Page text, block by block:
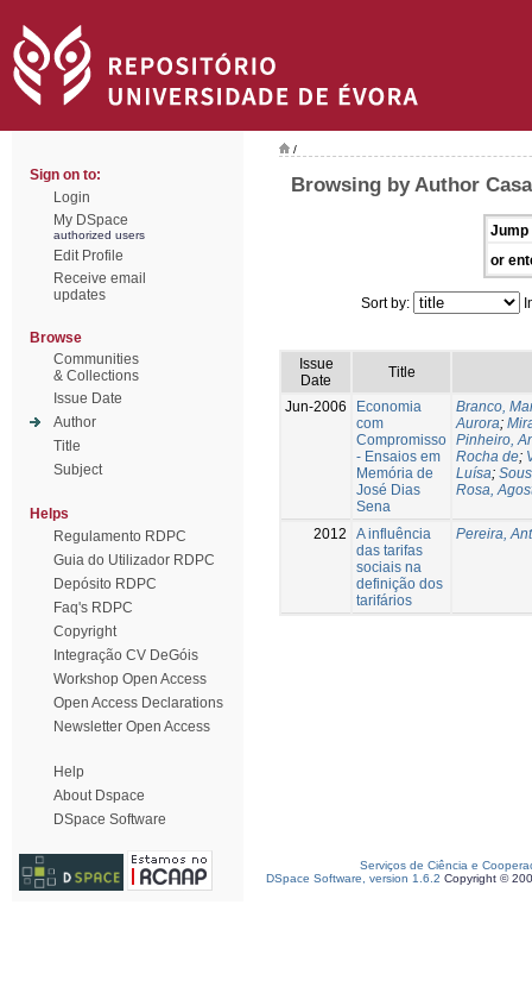
Sign on to:
Login
My DSpace
authorized users
Edit Profile
Receive email
updates
Browse
Communities
& Collections
Issue Date
Author
Title
Subject
Helps
Regulamento RDPC
Guia do Utilizador RDPC
Depósito RDPC
Faq's RDPC
Copyright
Integração CV DeGóis
Workshop Open Access
Open Access Declarations
Newsletter Open Access
Help
About Dspace
DSpace Software
/
Browsing by Author
Jump
or
Sort by:
Issue
Date
Title
Jun-2006
Economia
com
Compromisso
- Ensaios em
Memória de
José Dias
Sena
Branco,
Aurora;
Pinheiro,
Rocha de;
Luísa;
Rosa,
2012
A influência
das tarifas
sociais na
definição dos
tarifários
Pereira,
Serviços de Ciência e
DSpace Software, version 1.6.2 Copyright ©